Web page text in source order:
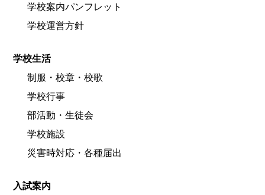
学校案内パンフレット
学校運営方針
学校生活
制服・校章・校歌
学校行事
部活動・生徒会
学校施設
災害時対応・各種届出
入試案内